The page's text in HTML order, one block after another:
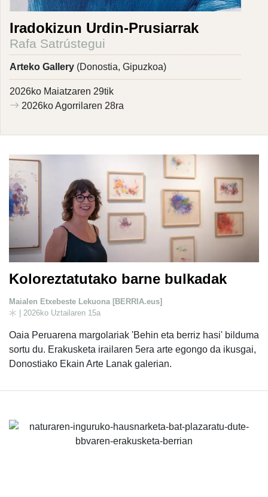
Iradokizun Urdin-Prusiarrak
Rafa Satrústegui
Arteko Gallery (Donostia, Gipuzkoa)
2026ko Maiatzaren 29tik
2026ko Agorrilaren 28ra
Koloreztatutako barne bulkadak
Maialen Etxebeste Lekuona [BERRIA.eus]
| 2026ko Uztailaren 15a
Oaia Peruarena margolariak 'Behin eta berriz hasi' bilduma
sortu du. Erakusketa irailaren 5era arte egongo da ikusgai,
Donostiako Ekain Arte Lanak galerian.